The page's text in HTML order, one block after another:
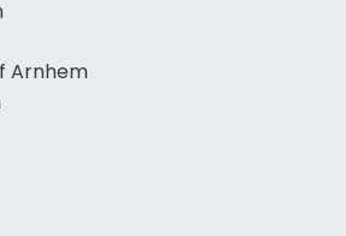
Arnhem